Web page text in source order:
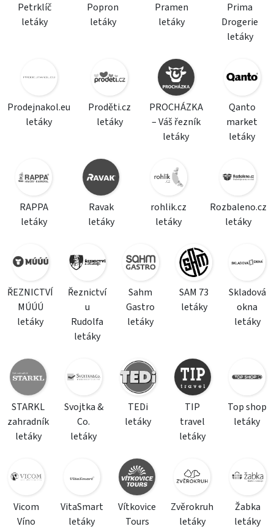
Petrklíč
letáky
Popron
letáky
Pramen
letáky
Prima
Drogerie
letáky
Prodejnakol.eu
letáky
Proděti.cz
letáky
PROCHÁZKA
– Váš řezník
letáky
Qanto
market
letáky
RAPPA
letáky
Ravak
letáky
rohlik.cz
letáky
Rozbaleno.cz
letáky
ŘEZNICTVÍ
MÚÚÚ
letáky
Řeznictví
u
Rudolfa
letáky
Sahm
Gastro
letáky
SAM 73
letáky
Skladová
okna
letáky
STARKL
zahradník
letáky
Svojtka &
Co.
letáky
TEDi
letáky
TIP
travel
letáky
Top shop
letáky
Vicom
Víno
VitaSmart
letáky
Vítkovice
Tours
Zvěrokruh
letáky
Žabka
letáky